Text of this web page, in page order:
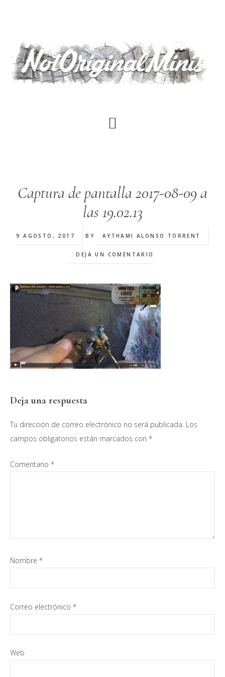
principal
Captura de pantalla 2017-08-09 a
las 19.02.13
9 AGOSTO, 2017 BY AYTHAMI ALONSO TORRENT
DEJA UN COMENTARIO
Interacciones
los
Deja una respuesta
Tu dirección de correo electrónico no será publicada. Los
campos obligatorios están marcados con *
Comentario *
Nombre *
Correo electrónico *
Web